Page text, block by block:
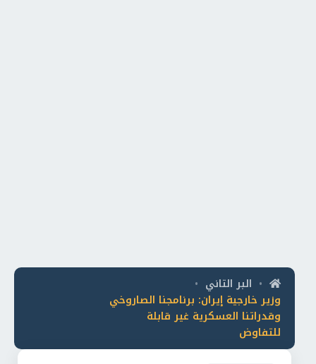
• البر التاني •
وزير خارجية إيران: برنامجنا الصاروخي
وقدراتنا العسكرية غير قابلة
للتفاوض